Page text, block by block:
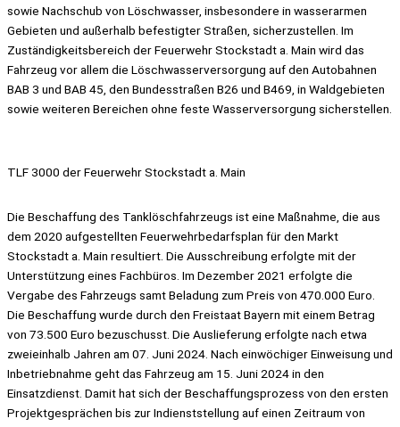
sowie Nachschub von Löschwasser, insbesondere in wasserarmen
Gebieten und außerhalb befestigter Straßen, sicherzustellen. Im
Zuständigkeitsbereich der Feuerwehr Stockstadt a. Main wird das
Fahrzeug vor allem die Löschwasserversorgung auf den Autobahnen
BAB 3 und BAB 45, den Bundesstraßen B26 und B469, in Waldgebieten
sowie weiteren Bereichen ohne feste Wasserversorgung sicherstellen.
TLF 3000 der Feuerwehr Stockstadt a. Main
Die Beschaffung des Tanklöschfahrzeugs ist eine Maßnahme, die aus
dem 2020 aufgestellten Feuerwehrbedarfsplan für den Markt
Stockstadt a. Main resultiert. Die Ausschreibung erfolgte mit der
Unterstützung eines Fachbüros. Im Dezember 2021 erfolgte die
Vergabe des Fahrzeugs samt Beladung zum Preis von 470.000 Euro.
Die Beschaffung wurde durch den Freistaat Bayern mit einem Betrag
von 73.500 Euro bezuschusst. Die Auslieferung erfolgte nach etwa
zweieinhalb Jahren am 07. Juni 2024. Nach einwöchiger Einweisung und
Inbetriebnahme geht das Fahrzeug am 15. Juni 2024 in den
Einsatzdienst. Damit hat sich der Beschaffungsprozess von den ersten
Projektgesprächen bis zur Indienststellung auf einen Zeitraum von